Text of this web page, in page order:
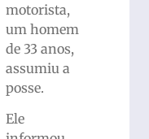
motorista,
um homem
de 33 anos,
assumiu a
posse.
Ele